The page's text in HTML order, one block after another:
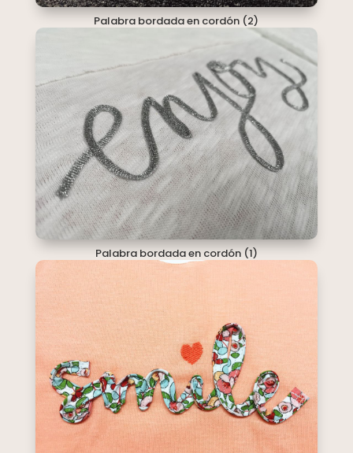
Palabra bordada en cordón (2)
Palabra bordada en cordón (1)